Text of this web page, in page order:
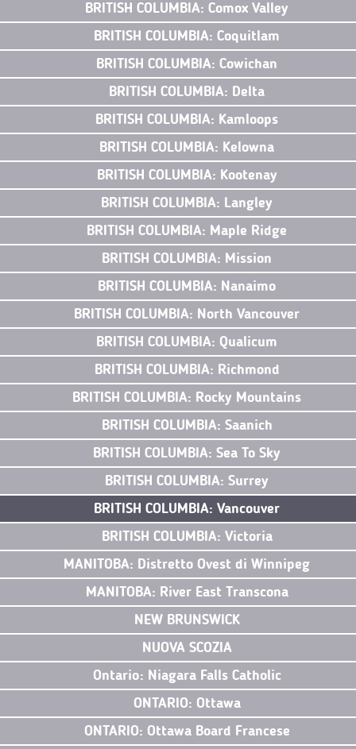
BRITISH COLUMBIA: Comox Valley
BRITISH COLUMBIA: Coquitlam
BRITISH COLUMBIA: Cowichan
BRITISH COLUMBIA: Delta
BRITISH COLUMBIA: Kamloops
BRITISH COLUMBIA: Kelowna
BRITISH COLUMBIA: Kootenay
BRITISH COLUMBIA: Langley
BRITISH COLUMBIA: Maple Ridge
BRITISH COLUMBIA: Mission
BRITISH COLUMBIA: Nanaimo
BRITISH COLUMBIA: North Vancouver
BRITISH COLUMBIA: Qualicum
BRITISH COLUMBIA: Richmond
BRITISH COLUMBIA: Rocky Mountains
BRITISH COLUMBIA: Saanich
BRITISH COLUMBIA: Sea To Sky
BRITISH COLUMBIA: Surrey
BRITISH COLUMBIA: Vancouver
BRITISH COLUMBIA: Victoria
MANITOBA: Distretto Ovest di Winnipeg
MANITOBA: River East Transcona
NEW BRUNSWICK
NUOVA SCOZIA
Ontario: Niagara Falls Catholic
ONTARIO: Ottawa
ONTARIO: Ottawa Board Francese